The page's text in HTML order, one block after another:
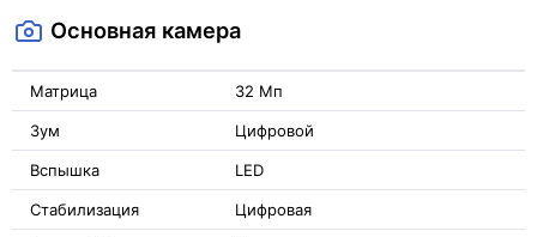
Основная камера
Матрица 32 Мп
Зум Цифровой
Вспышка LED
Стабилизация Цифровая